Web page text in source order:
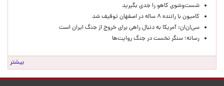
شست‌وشوی کاهو را جدی بگیرید
کامیون با راننده ۸ ساله در اصفهان توقیف شد
سی‌ان‌ان: آمریکا به دنبال راهی برای خروج از جنگ ایران است
رسانه؛ سنگر نخست در جنگ روایت‌ها
بیشتر